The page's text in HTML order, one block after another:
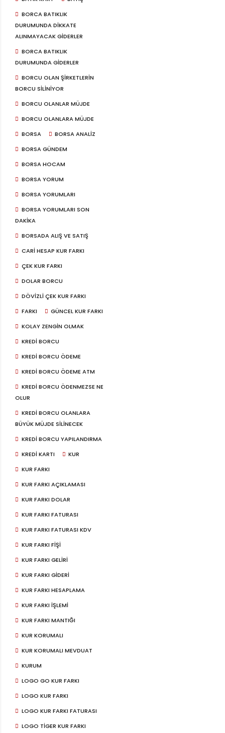
BORCA BATIKLIK
DURUMUNDA DIKKATE
ALINMAYACAK GIDERLER
BORCA BATIKLIK
DURUMUNDA GIDERLER
BORCU OLAN ŞIRKETLERIN
BORCU SILINIYOR
BORCU OLANLAR MÜJDE
BORCU OLANLARA MÜJDE
BORSA
BORSA ANALIZ
BORSA GÜNDEM
BORSA HOCAM
BORSA YORUM
BORSA YORUMLARI
BORSA YORUMLARI SON
DAKIKA
BORSADA ALIŞ VE SATIŞ
CARI HESAP KUR FARKI
ÇEK KUR FARKI
DOLAR BORCU
DÖVIZLI ÇEK KUR FARKI
FARKI
GÜNCEL KUR FARKI
KOLAY ZENGIN OLMAK
KREDI BORCU
KREDI BORCU ÖDEME
KREDI BORCU ÖDEME ATM
KREDI BORCU ÖDENMEZSE NE
OLUR
KREDI BORCU OLANLARA
BÜYÜK MÜJDE SILINECEK
KREDI BORCU YAPILANDIRMA
KREDI KARTI
KUR
KUR FARKI
KUR FARKI AÇIKLAMASI
KUR FARKI DOLAR
KUR FARKI FATURASI
KUR FARKI FATURASI KDV
KUR FARKI FIŞI
KUR FARKI GELIRI
KUR FARKI GIDERI
KUR FARKI HESAPLAMA
KUR FARKI IŞLEMI
KUR FARKI MANTIĞI
KUR KORUMALI
KUR KORUMALI MEVDUAT
KURUM
LOGO GO KUR FARKI
LOGO KUR FARKI
LOGO KUR FARKI FATURASI
LOGO TIGER KUR FARKI